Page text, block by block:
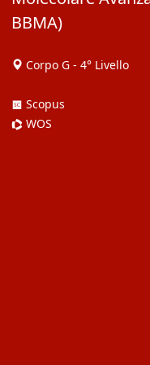
BBMA)
Corpo G - 4° Livello
Scopus
WOS